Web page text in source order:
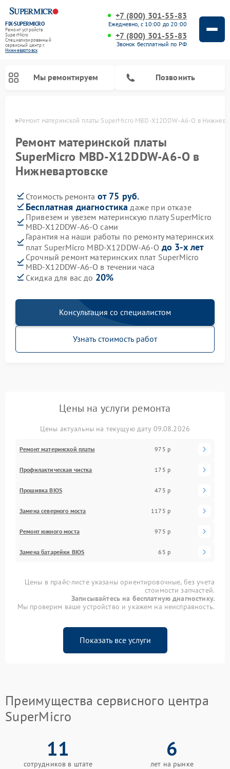
FIX-SUPERMICRO
Ремонт устройств
SuperMicro
Специализированный
cервисный центр г.
Нижневартовск
+7 (800) 301-55-83
Ежедневно, с 10:00 до 20:00
+7 (800) 301-55-83
Звонок бесплатный по РФ
Мы ремонтируем Позвонить
Ремонт материнской платы SuperMicro MBD-X12DDW-A6-O в
Ремонт материнской платы
SuperMicro MBD-X12DDW-A6-O в
Нижневартовске
Стоимость ремонта от 75 руб.
Бесплатная диагностика даже при отказе
Привезем и увезем материнскую плату SuperMicro
MBD-X12DDW-A6-O сами
Гарантия на наши работы по ремонту материнских
плат SuperMicro MBD-X12DDW-A6-O до 3-х лет
Срочный ремонт материнских плат SuperMicro
MBD-X12DDW-A6-O в течении часа
Скидка для вас до 20%
Консультация со специалистом
Узнать стоимость работ
Цены на услуги ремонта
Цены актуальны на текущую дату 09.08.2026
Ремонт материнской платы 975 р
Профилактическая чистка 175 р
Прошивка BIOS 475 р
Замена северного моста 1175 р
Ремонт южного моста 975 р
Замена батарейки BIOS 65 р
Цены в прайс-листе указаны ориентировочные, без учета
стоимости запчастей.
Записывайтесь на бесплатную диагностику.
Мы проверим ваше устройство и укажем на неисправность.
Показать все услуги
Преимущества сервисного центра
SuperMicro
11
сотрудников в штате
6
лет на рынке